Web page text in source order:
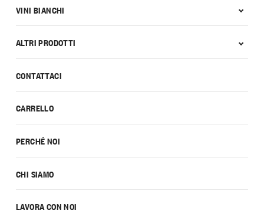
CONTATTACI
CARRELLO
PERCHÉ NOI
CHI SIAMO
LAVORA CON NOI
VINI BIANCHI
ALTRI PRODOTTI